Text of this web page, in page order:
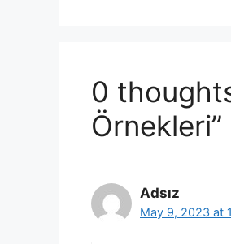
0
Örnekleri”
Adsız
May 9, 2023 at